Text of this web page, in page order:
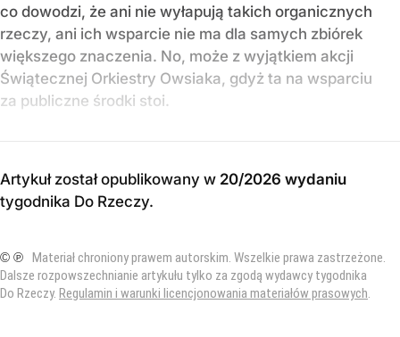
co dowodzi, że ani nie wyłapują takich organicznych
rzeczy, ani ich wsparcie nie ma dla samych zbiórek
większego znaczenia. No, może z wyjątkiem akcji
Świątecznej Orkiestry Owsiaka, gdyż ta na wsparciu
za publiczne środki stoi.
Artykuł został opublikowany w 20/2026 wydaniu
tygodnika Do Rzeczy.
© ℗ Materiał chroniony prawem autorskim. Wszelkie prawa zastrzeżone.
Dalsze rozpowszechnianie artykułu tylko za zgodą wydawcy tygodnika
Do Rzeczy. Regulamin i warunki licencjonowania materiałów prasowych.